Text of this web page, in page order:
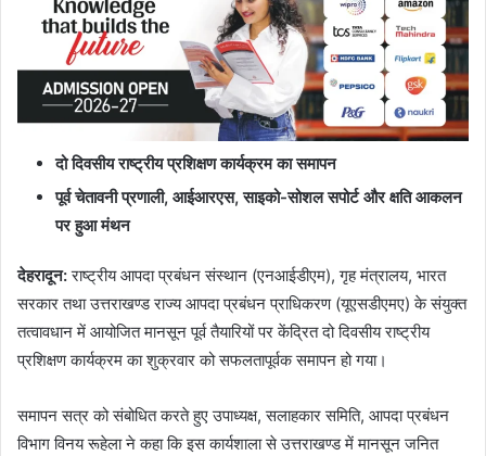
दो दिवसीय राष्ट्रीय प्रशिक्षण कार्यक्रम का समापन
पूर्व चेतावनी प्रणाली, आईआरएस, साइको-सोशल सपोर्ट और क्षति आकलन
पर हुआ मंथन
देहरादून:राष्ट्रीय आपदा प्रबंधन संस्थान (एनआईडीएम), गृह मंत्रालय, भारत
सरकार तथा उत्तराखण्ड राज्य आपदा प्रबंधन प्राधिकरण (यूएसडीएमए) के संयुक्त
तत्वावधान में आयोजित मानसून पूर्व तैयारियों पर केंद्रित दो दिवसीय राष्ट्रीय
प्रशिक्षण कार्यक्रम का शुक्रवार को सफलतापूर्वक समापन हो गया।
समापन सत्र को संबोधित करते हुए उपाध्यक्ष, सलाहकार समिति, आपदा प्रबंधन
विभाग विनय रूहेला ने कहा कि इस कार्यशाला से उत्तराखण्ड में मानसून जनित